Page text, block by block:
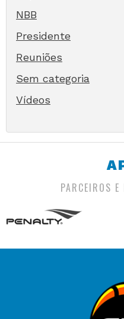
NBB
Presidente
Reuniões
Sem categoria
Vídeos
PARCEIROS